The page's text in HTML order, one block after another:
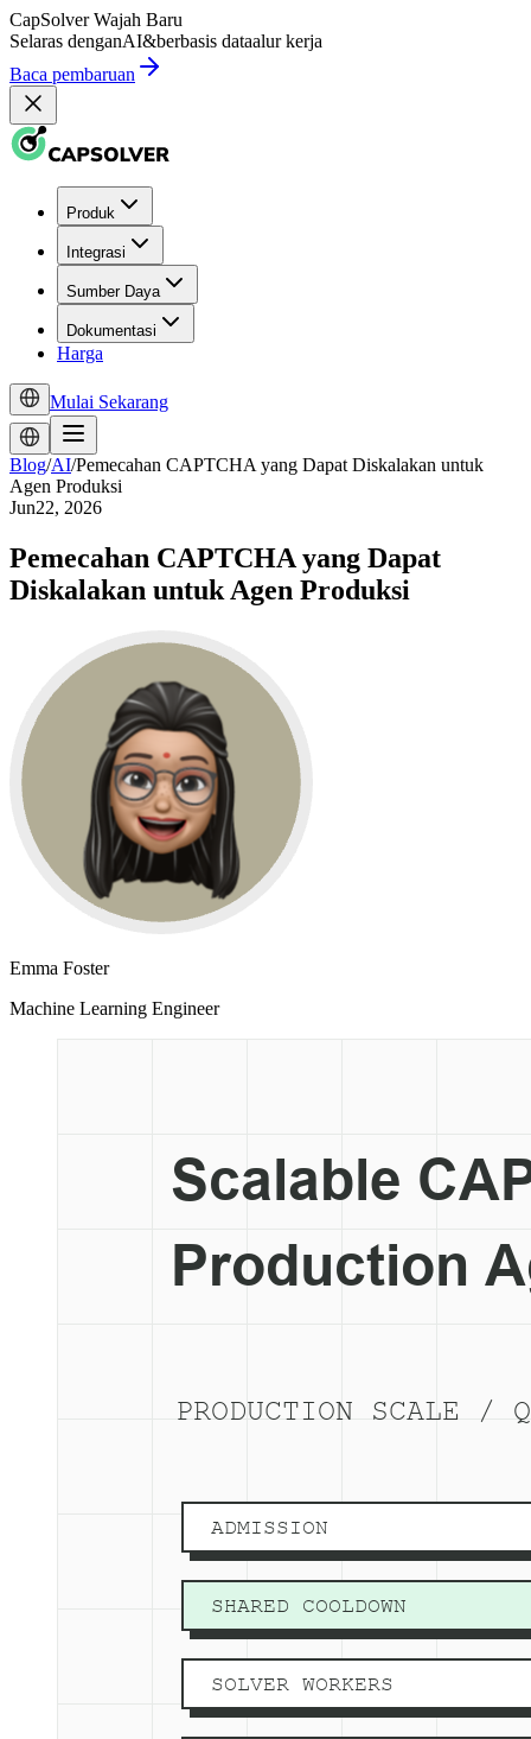
CapSolver Wajah Baru
Selaras denganAI&berbasis dataalur kerja
Baca pembaruan
Produk
Integrasi
Sumber Daya
Dokumentasi
Harga
Mulai Sekarang
Blog/AI/Pemecahan CAPTCHA yang Dapat Diskalakan untuk
Agen Produksi
Jun22, 2026
Pemecahan CAPTCHA yang Dapat
Diskalakan untuk Agen Produksi
Emma Foster
Machine Learning Engineer